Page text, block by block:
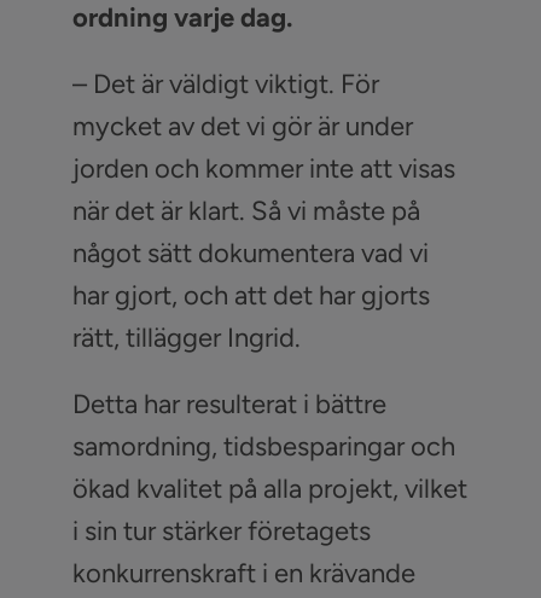
ordning varje dag.
– Det är väldigt viktigt. För
mycket av det vi gör är under
jorden och kommer inte att visas
när det är klart. Så vi måste på
något sätt dokumentera vad vi
har gjort, och att det har gjorts
rätt, tillägger Ingrid.
Detta har resulterat i bättre
samordning, tidsbesparingar och
ökad kvalitet på alla projekt, vilket
i sin tur stärker företagets
konkurrenskraft i en krävande